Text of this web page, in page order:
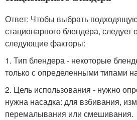
Ответ: Чтобы выбрать
стационарного блендера, следует
следующие факторы:
1. Тип блендера - некоторые
только с определенными типами
2. Цель использования - нужно
нужна насадка: для взбивания,
перемалывания или смешивания.